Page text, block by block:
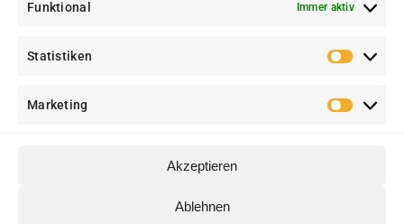
Funktional Immer aktiv
Statistiken
Marketing
Akzeptieren
Ablehnen